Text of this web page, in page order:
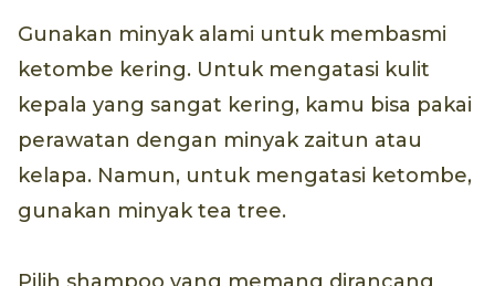
Gunakan minyak alami untuk membasmi
ketombe kering. Untuk mengatasi kulit
kepala yang sangat kering, kamu bisa pakai
perawatan dengan minyak zaitun atau
kelapa. Namun, untuk mengatasi ketombe,
gunakan minyak tea tree.